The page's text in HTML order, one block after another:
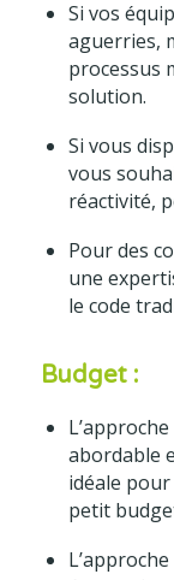
Si vos
aguerries,
processus
solution.
Si vous
vous
réactivité,
Pour des
une
le code
Budget :
abordable
idéale
petit